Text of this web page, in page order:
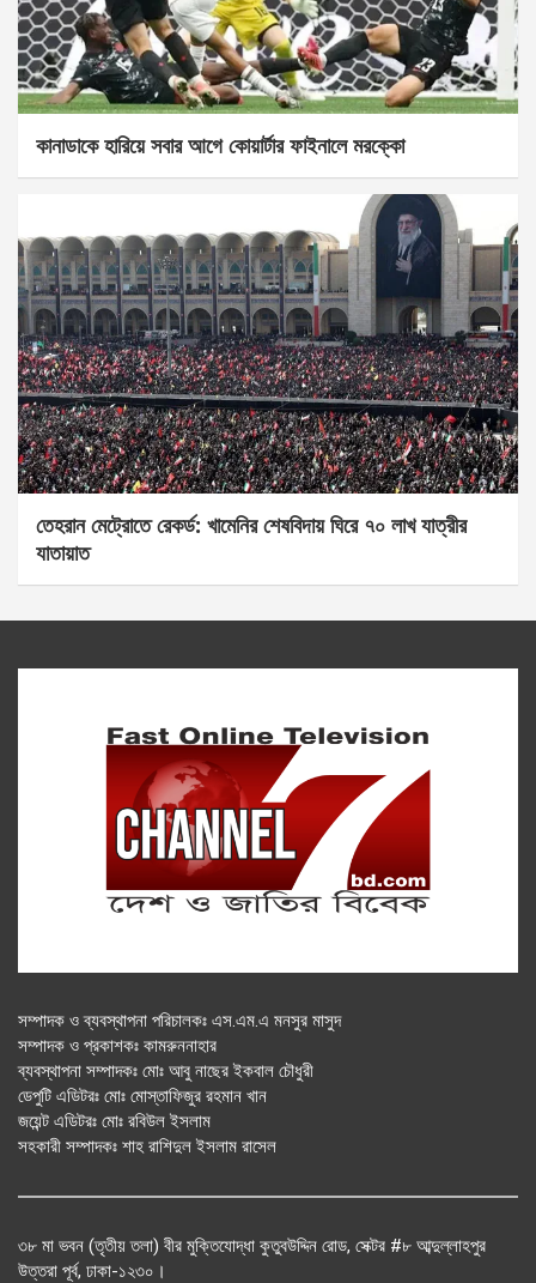
কানাডাকে হারিয়ে সবার আগে কোয়ার্টার ফাইনালে মরক্কো
তেহরান মেট্রোতে রেকর্ড: খামেনির শেষবিদায় ঘিরে ৭০ লাখ যাত্রীর
যাতায়াত
সম্পাদক ও ব্যবস্থাপনা পরিচালকঃ এস.এম.এ মনসুর মাসুদ
সম্পাদক ও প্রকাশকঃ কামরুননাহার
ব্যবস্থাপনা সম্পাদকঃ মোঃ আবু নাছের ইকবাল চৌধুরী
ডেপুটি এডিটরঃ মোঃ মোস্তাফিজুর রহমান খান
জয়েন্ট এডিটরঃ মোঃ রবিউল ইসলাম
সহকারী সম্পাদকঃ শাহ রাশিদুল ইসলাম রাসেল
৩৮ মা ভবন (তৃতীয় তলা) বীর মুক্তিযোদ্ধা কুতুবউদ্দিন রোড, সেক্টর #৮ আব্দুল্লাহপুর
উত্তরা পূর্ব, ঢাকা-১২৩০।